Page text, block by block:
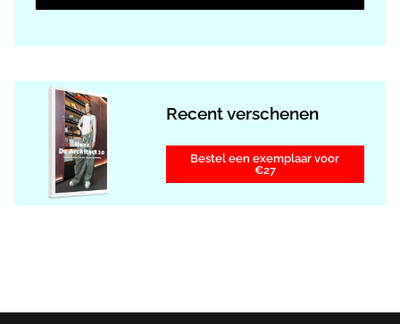
Recent verschenen
Bestel een exemplaar voor
€27